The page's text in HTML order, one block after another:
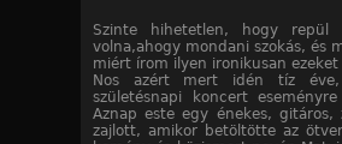
Szinte hihetetlen, hogy
volna,ahogy mondani szokás, és
miért írom ilyen ironikusan ezeket
Nos azért mert idén tíz
születésnapi koncert
Aznap este egy énekes, gitáros,
zajlott, amikor betöltötte az